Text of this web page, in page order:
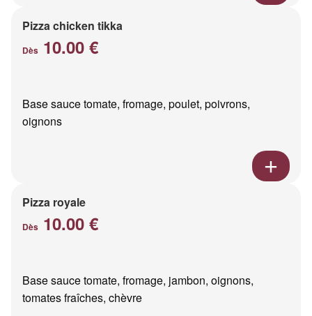
Pizza chicken tikka
Dès 10.00 €
Base sauce tomate, fromage, poulet, poivrons,
oignons
Pizza royale
Dès 10.00 €
Base sauce tomate, fromage, jambon, oignons,
tomates fraîches, chèvre